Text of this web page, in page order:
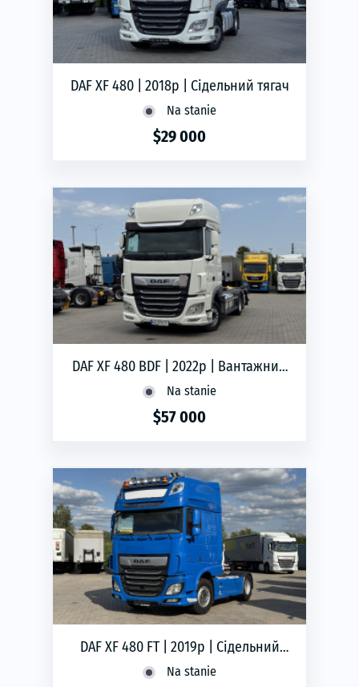
DAF XF 480 | 2018р | Сідельний тягач
Na stanie
$29 000
DAF XF 480 BDF | 2022р | Вантажний
автомобіль контейнеровоз
Na stanie
$57 000
DAF XF 480 FT | 2019р | Сідельний
тягач
Na stanie